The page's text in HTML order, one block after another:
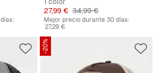
Precio
27,99 € Precio original
34,99 €
Mejor precio durante 30 días:
27,29 €
-20%